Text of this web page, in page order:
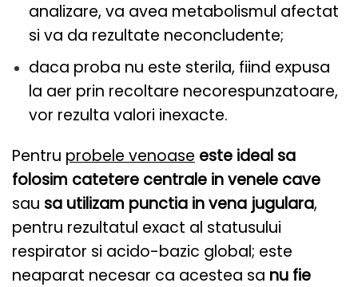
analizare, va avea metabolismul afectat
si va da rezultate neconcludente;
daca proba nu este sterila, fiind expusa
la aer prin recoltare necorespunzatoare,
vor rezulta valori inexacte.
Pentru probele venoase este ideal sa
folosim catetere centrale in venele cave
sau sa utilizam punctia in vena jugulara,
pentru rezultatul exact al statusului
respirator si acido-bazic global; este
neaparat necesar ca acestea sa nu fie